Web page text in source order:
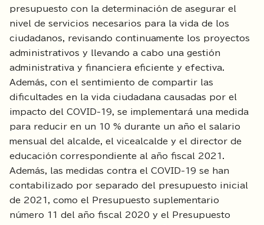
presupuesto con la determinación de asegurar el
nivel de servicios necesarios para la vida de los
ciudadanos, revisando continuamente los proyectos
administrativos y llevando a cabo una gestión
administrativa y financiera eficiente y efectiva.
Además, con el sentimiento de compartir las
dificultades en la vida ciudadana causadas por el
impacto del COVID-19, se implementará una medida
para reducir en un 10 % durante un año el salario
mensual del alcalde, el vicealcalde y el director de
educación correspondiente al año fiscal 2021.
Además, las medidas contra el COVID-19 se han
contabilizado por separado del presupuesto inicial
de 2021, como el Presupuesto suplementario
número 11 del año fiscal 2020 y el Presupuesto